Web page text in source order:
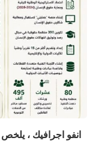
انفو اجرافيك ،